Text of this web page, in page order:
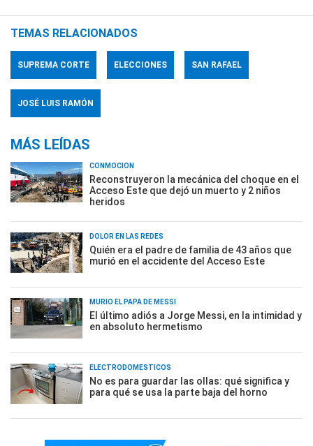
TEMAS RELACIONADOS
SUPREMA CORTE ELECCIONES SAN RAFAEL
JOSÉ LUIS RAMÓN
MÁS LEÍDAS
CONMOCIÓN
Reconstruyeron la mecánica del choque en el
Acceso Este que dejó un muerto y 2 niños
heridos
DOLOR EN LAS REDES
Quién era el padre de familia de 43 años que
murió en el accidente del Acceso Este
MURIÓ EL PAPÁ DE MESSI
El último adiós a Jorge Messi, en la intimidad y
en absoluto hermetismo
ELECTRODOMÉSTICOS
No es para guardar las ollas: qué significa y
para qué se usa la parte baja del horno